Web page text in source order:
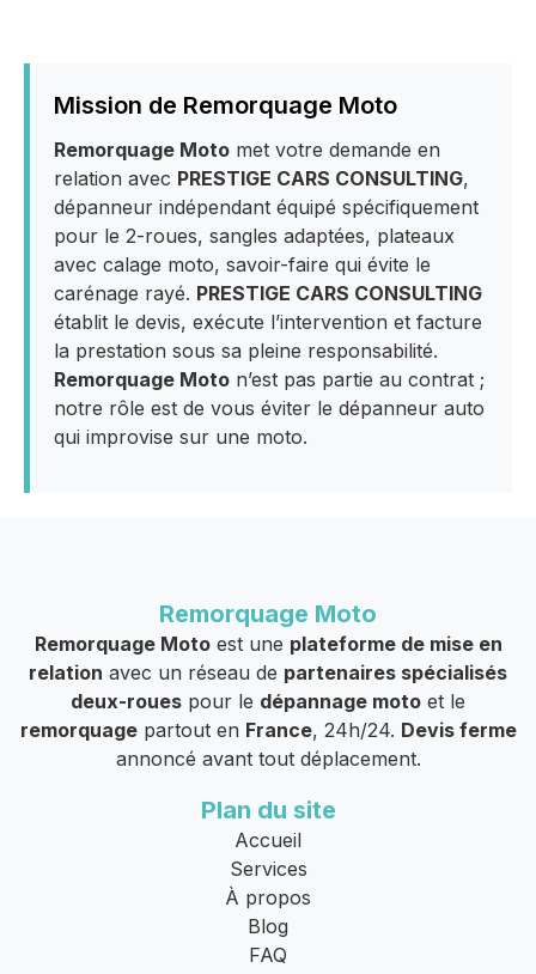
Mission de Remorquage Moto
Remorquage Moto met votre demande en
relation avec PRESTIGE CARS CONSULTING,
dépanneur indépendant équipé spécifiquement
pour le 2-roues, sangles adaptées, plateaux
avec calage moto, savoir-faire qui évite le
carénage rayé. PRESTIGE CARS CONSULTING
établit le devis, exécute l’intervention et facture
la prestation sous sa pleine responsabilité.
Remorquage Moto n’est pas partie au contrat ;
notre rôle est de vous éviter le dépanneur auto
qui improvise sur une moto.
Remorquage Moto
Remorquage Motoest une plateforme de mise en
relation avec un réseau de partenaires spécialisés
deux-roues pour le dépannage moto et le
remorquagepartout en France, 24h/24. Devis ferme
annoncé avant tout déplacement.
Plan du site
Accueil
Services
À propos
Blog
FAQ